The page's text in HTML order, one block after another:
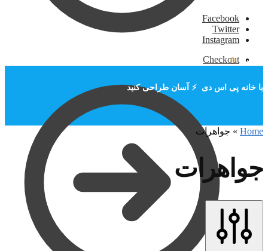
Checkout
Facebook
Twitter
Instagram
تومان ۰ 0
با خانه پی اس دی ⚡ آسان طراحی کنید
Home
» جواهرات
جواهرات